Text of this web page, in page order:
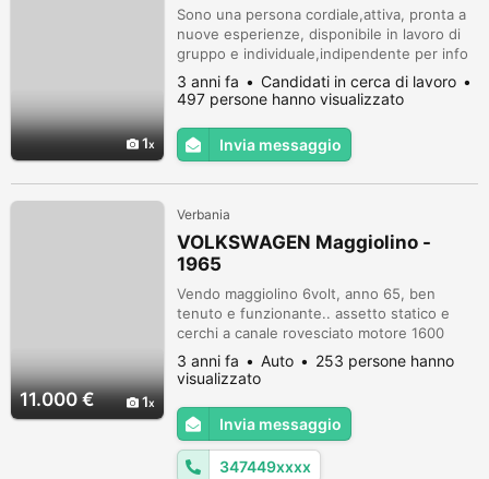
1
Sono una persona cordiale,attiva, pronta a
nuove esperienze, disponibile in lavoro di
gruppo e individuale,indipendente per info
contattattatemi
3 anni fa
Candidati in cerca di lavoro
497 persone hanno visualizzato
Invia messaggio
11.000 € 1
Verbania
VOLKSWAGEN Maggiolino -
1965
Vendo maggiolino 6volt, anno 65, ben
tenuto e funzionante.. assetto statico e
cerchi a canale rovesciato motore 1600
euro 11000
3 anni fa Auto
253 persone hanno
visualizzato
Invia messaggio
347449xxxx